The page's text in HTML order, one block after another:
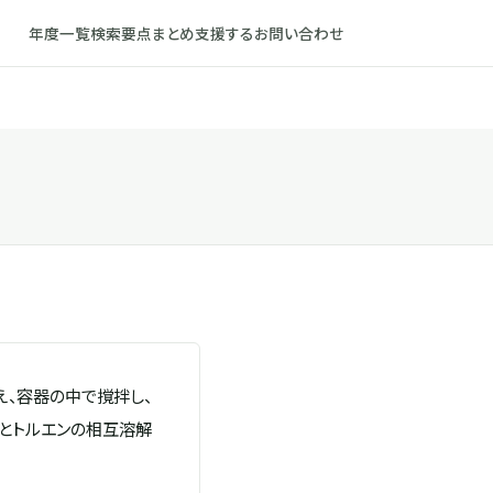
年度一覧検索要点まとめ支援するお問い合わせ
容器の中で撹拌し、
トルエンの相互溶解